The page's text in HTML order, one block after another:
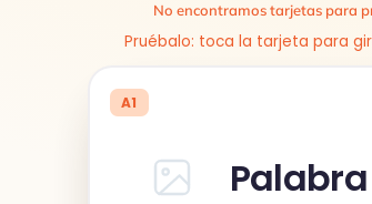
No encontramos tarjetas para
Pruébalo: toca la tarjeta para
A1
Palabra